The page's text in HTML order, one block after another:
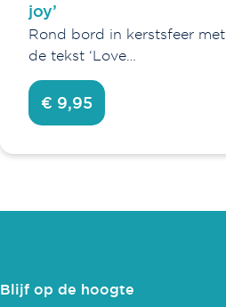
joy’
Rond bord in kerstsfeer met
de tekst ‘Love…
€ 9,95
Blijf op de hoogte